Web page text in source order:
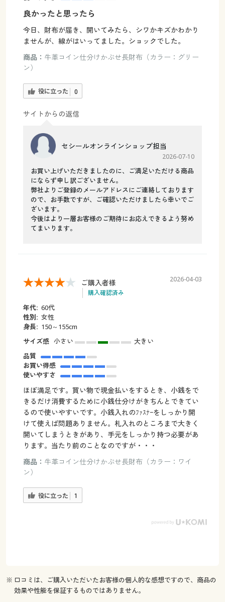
良かったと思ったら
今日、財布が届き、開いてみたら、シワかキズかわかり
ませんが、線がはいってました。ショックでした。
商品： 牛革コイン仕分けかぶせ長財布（カラー：グリー
ン）
役に立った 0
サイトからの返信
セシールオンラインショップ担当
2026-07-10
お買い上げいただきましたのに、ご満足いただける商品
にならず申し訳ございません。
弊社よりご登録のメールアドレスにご連絡しております
ので、お手数ですが、ご確認いただけましたら幸いでご
ざいます。
今後はより一層お客様のご期待にお応えできるよう努め
てまいります。
ご購入者様
購入確認済み
2026-04-03
年代: 60代
性別: 女性
身長: 150～155cm
サイズ感 小さい
大きい
品質
お買い得感
使いやすさ
ほぼ満足です。買い物で現金払いをするとき、小銭をで
きるだけ消費するために小銭仕分けがきちんとできてい
るので使いやすいです。小銭入れのﾌｧｽﾅｰをしっかり開
けて使えば問題ありません。札入れのところまで大きく
開いてしまうときがあり、手元をしっかり持つ必要があ
ります。当たり前のことなのですが・・・
商品： 牛革コイン仕分けかぶせ長財布（カラー：ワイ
ン）
役に立った 1
※ 口コミは、ご購入いただいたお客様の個人的な感想ですので、商品の
効果や性能を保証するものではありません。